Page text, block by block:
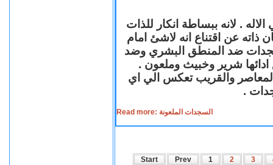
. لانه ببساطة انكار للذات
ذاته عن اقتناع انه لاشئ امام
ضد المنطق البشري وضد
ادائها شرير وخبيث وملعون .
المعاصر والقريب تعكس الي اي
.
Read more: السجدات الملعونة
Start Prev 1 2 3